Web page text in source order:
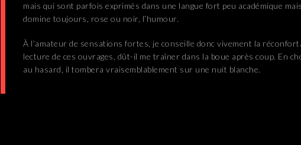
mais qui sont parfois exprimés dans une langue fort peu académique
domine toujours, rose ou noir, l’humour.
À l’amateur de sensations fortes, je conseille donc vivement la
lecture de ces ouvrages, dût-il me traîner dans la boue après coup. En
au hasard, il tombera vraisemblablement sur une nuit blanche.